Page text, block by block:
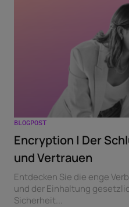
BLOGPOST
Encryption | Der
und Vertrauen
Entdecken Sie die enge
und der Einhaltung
Sicherheit...